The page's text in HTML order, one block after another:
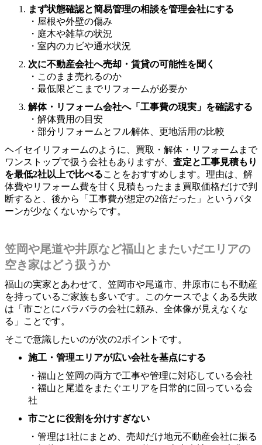
まず状態確認と簡易管理の相談を管理会社にする
・屋根や外壁の傷み
・庭木や雑草の状況
・室内のカビや通水状況
次に不動産会社へ売却・賃貸の可能性を聞く
・このまま売れるのか
・最低限どこまでリフォームが必要か
解体・リフォーム会社へ「工事費の現実」を確認する
・解体費用の目安
・部分リフォームとフル解体、更地活用の比較
ヘイセイリフォームのように、買取・解体・リフォームまで
ワンストップで扱う会社もありますが、 査定と工事見積もり
を最低2社以上で比べることをおすすめします。理由は、解
体費やリフォーム費を甘く見積もったまま買取価格だけで判
断すると、後から「工事費が想定の2倍だった」というパタ
ーンが少なくないからです。
笠岡や尾道や井原など福山とまたいだエリアの
空き家はどう扱うか
福山の実家とあわせて、笠岡市や尾道市、井原市にも不動産
を持っているご家族も多いです。このケースでよくある失敗
は「市ごとにバラバラの会社に頼み、全体像が見えなくな
る」ことです。
そこで意識したいのが次の2ポイントです。
施工・管理エリアが広い会社を基点にする
・福山と笠岡の両方で工事や管理に対応している会社
・福山と尾道をまたぐエリアを日常的に回っている会
社
市ごとに役割を分けすぎない
・管理は1社にまとめ、売却だけ地元不動産会社に振る